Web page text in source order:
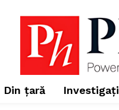
Din țară